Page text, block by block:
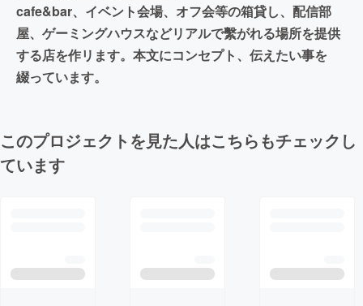
cafe&bar、イベント会場、オフ会等の箱貸し、配信部
屋、ゲーミングハウスなどリアルで繫がれる場所を提供
する店を作リます。本文にコンセプト、伝えたい事を
綴っています。
このプロジェクトを見た人はこちらもチェックし
ています